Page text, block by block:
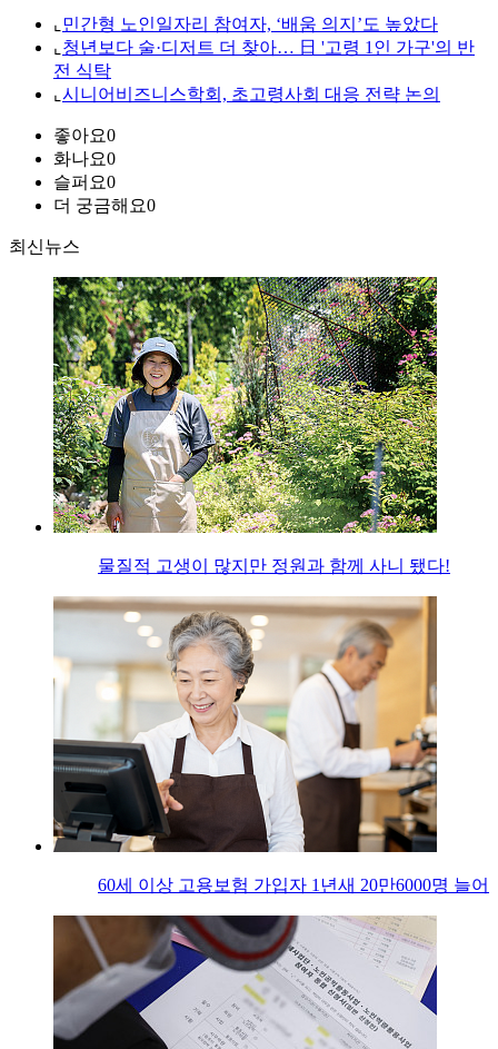
⌞ 민간형 노인일자리 참여자, ‘배움 의지’도 높았다
⌞ 청년보다 술·디저트 더 찾아… 日 '고령 1인 가구'의 반
전 식탁
⌞ 시니어비즈니스학회, 초고령사회 대응 전략 논의
좋아요0
화나요0
슬퍼요0
더 궁금해요0
최신뉴스
물질적 고생이 많지만 정원과 함께 사니 됐다!
60세 이상 고용보험 가입자 1년새 20만6000명 늘어